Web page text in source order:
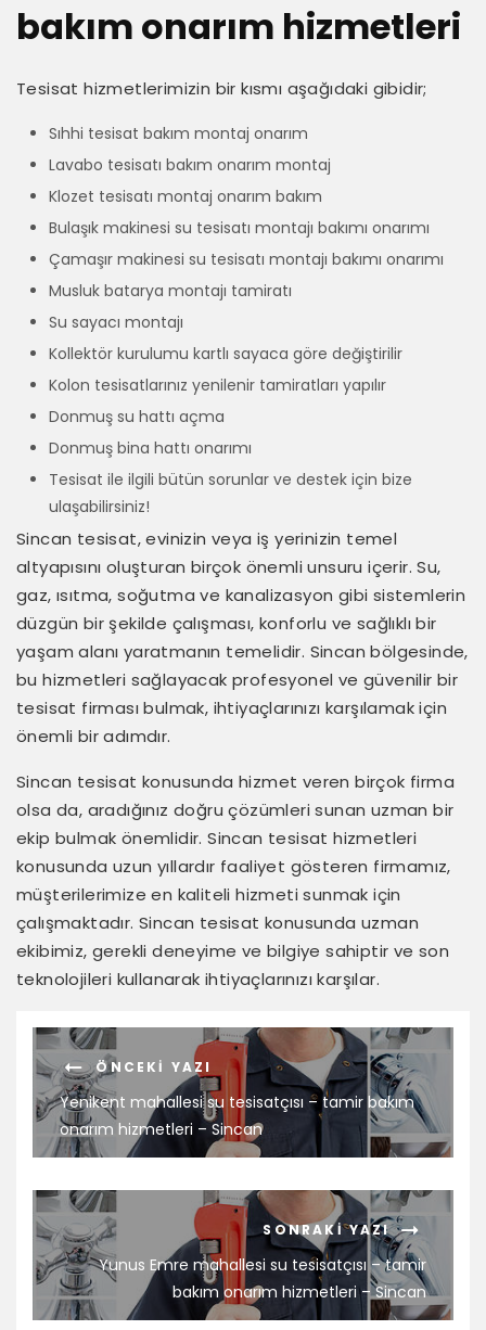
bakım onarım hizmetleri
Tesisat hizmetlerimizin bir kısmı aşağıdaki gibidir;
Sıhhi tesisat bakım montaj onarım
Lavabo tesisatı bakım onarım montaj
Klozet tesisatı montaj onarım bakım
Bulaşık makinesi su tesisatı montajı bakımı onarımı
Çamaşır makinesi su tesisatı montajı bakımı onarımı
Musluk batarya montajı tamiratı
Su sayacı montajı
Kollektör kurulumu kartlı sayaca göre değiştirilir
Kolon tesisatlarınız yenilenir tamiratları yapılır
Donmuş su hattı açma
Donmuş bina hattı onarımı
Tesisat ile ilgili bütün sorunlar ve destek için bize
ulaşabilirsiniz!
Sincan tesisat, evinizin veya iş yerinizin temel
altyapısını oluşturan birçok önemli unsuru içerir. Su,
gaz, ısıtma, soğutma ve kanalizasyon gibi sistemlerin
düzgün bir şekilde çalışması, konforlu ve sağlıklı bir
yaşam alanı yaratmanın temelidir. Sincan bölgesinde,
bu hizmetleri sağlayacak profesyonel ve güvenilir bir
tesisat firması bulmak, ihtiyaçlarınızı karşılamak için
önemli bir adımdır.
Sincan tesisat konusunda hizmet veren birçok firma
olsa da, aradığınız doğru çözümleri sunan uzman bir
ekip bulmak önemlidir. Sincan tesisat hizmetleri
konusunda uzun yıllardır faaliyet gösteren firmamız,
müşterilerimize en kaliteli hizmeti sunmak için
çalışmaktadır. Sincan tesisat konusunda uzman
ekibimiz, gerekli deneyime ve bilgiye sahiptir ve son
teknolojileri kullanarak ihtiyaçlarınızı karşılar.
ÖNCEKI YAZI
Yenikent mahallesi su tesisatçısı – tamir bakım
onarım hizmetleri – Sincan
SONRAKI YAZI
Yunus Emre mahallesi su tesisatçısı – tamir
bakım onarım hizmetleri – Sincan